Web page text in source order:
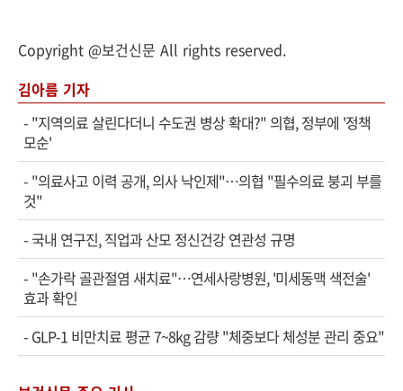
Copyright @보건신문 All rights reserved.
김아름 기자
- "지역의료 살린다더니 수도권 병상 확대?" 의협, 정부에 '정책
모순'
- "의료사고 이력 공개, 의사 낙인제"…의협 "필수의료 붕괴 부를
것"
-국내 연구진, 직업과 산모 정신건강 연관성 규명
- "손가락 골관절염 새치료"…연세사랑병원, '미세동맥 색전술'
효과 확인
- GLP-1 비만치료 평균 7~8kg 감량 "체중보다 체성분 관리 중요"